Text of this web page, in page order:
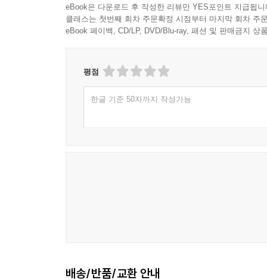
eBook은 다운로드 후 작성한 리뷰만 YES포인트 지급됩니
클래스는 첫번째 회차 주문확정 시점부터 마지막 회차 주
eBook 페이백, CD/LP, DVD/Blu-ray, 패션 및 판매금지 상
평점
한글 기준 50자까지 작성가능
배송/반품/교환 안내